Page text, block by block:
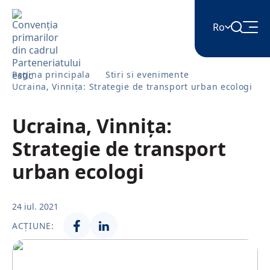
Ro
English
Հայերեն
Azərbaycan
Română
Pagina principala
Stiri si evenimente
Ucraina, Vinnița: Strategie de transport urban ecologi
Ucraina, Vinnița:
Strategie de transport
urban ecologi
24 iul. 2021
ACȚIUNE: